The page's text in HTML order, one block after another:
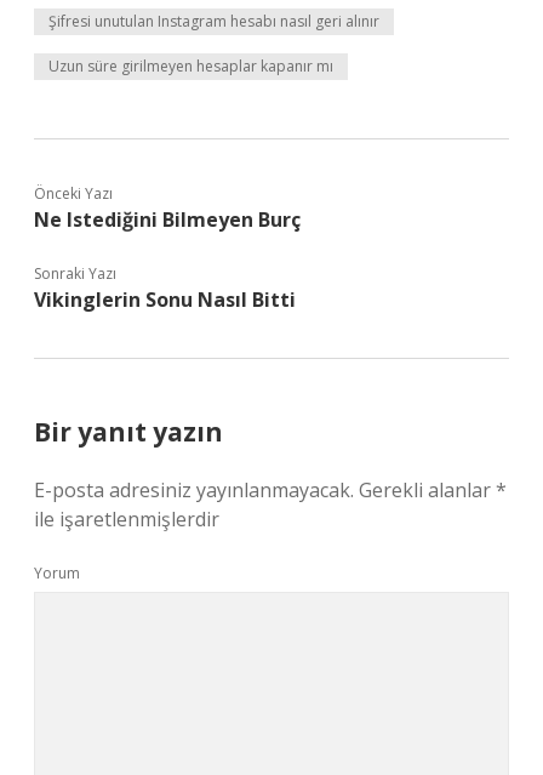
Şifresi unutulan Instagram hesabı nasıl geri alınır
Uzun süre girilmeyen hesaplar kapanır mı
Önceki Yazı
Ne Istediğini Bilmeyen Burç
Sonraki Yazı
Vikinglerin Sonu Nasıl Bitti
Bir yanıt yazın
E-posta adresiniz yayınlanmayacak. Gerekli alanlar*
ile işaretlenmişlerdir
Yorum